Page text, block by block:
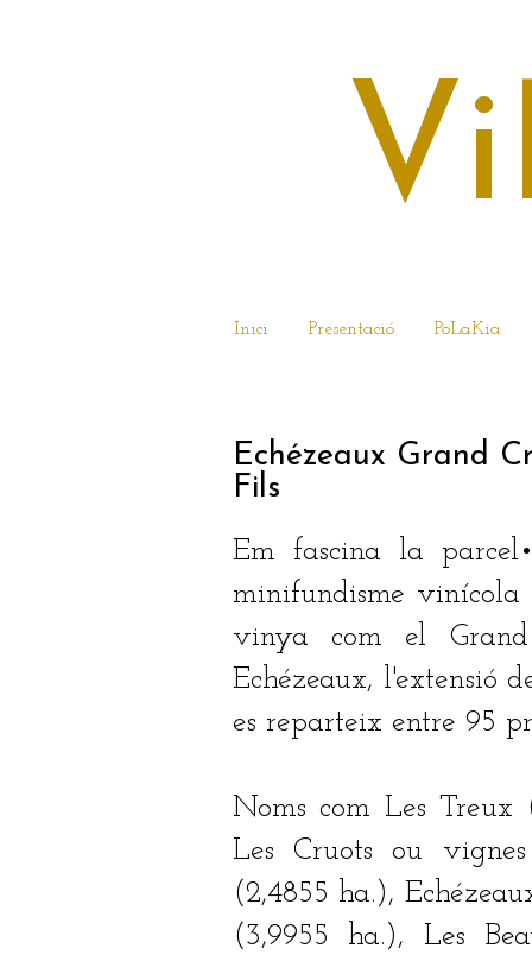
Inici Presentació PoLaKia
Echézeaux Grand
Fils
Em fascina la
minifundisme vinícola
vinya com el
Echézeaux, l'extensió
es reparteix entre 95
Noms com Les Treux
Les Cruots ou vignes
(2,4855 ha.),
(3,9955 ha.), Les